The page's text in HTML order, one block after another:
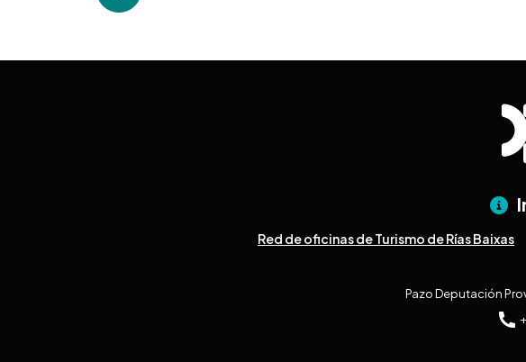
Red de oficinas de Turismo de Rías Baixas
Pazo Deputación